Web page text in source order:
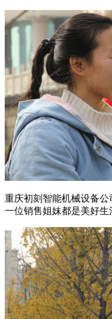
重庆初刻智能机械设备
一位销售姐妹都是美好生